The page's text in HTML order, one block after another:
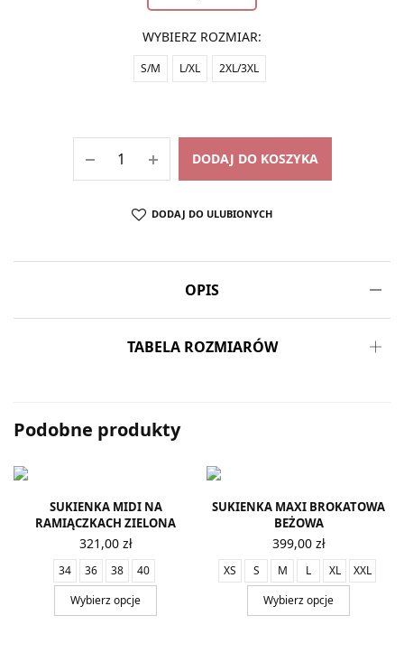
WYBIERZ ROZMIAR:
S/M L/XL 2XL/3XL
DODAJ DO KOSZYKA
DODAJ DO ULUBIONYCH
OPIS
TABELA ROZMIARÓW
Podobne produkty
SUKIENKA MIDI NA
RAMIĄCZKACH ZIELONA
321,00 zł
34 36 38
40
Wybierz opcje
SUKIENKA MAXI BROKATOWA
BEŻOWA
399,00 zł
XS S M L XL
XXL
Wybierz opcje